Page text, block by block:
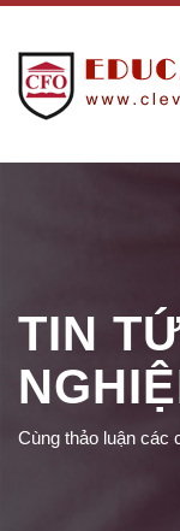
TIN
Cùng thảo luận các